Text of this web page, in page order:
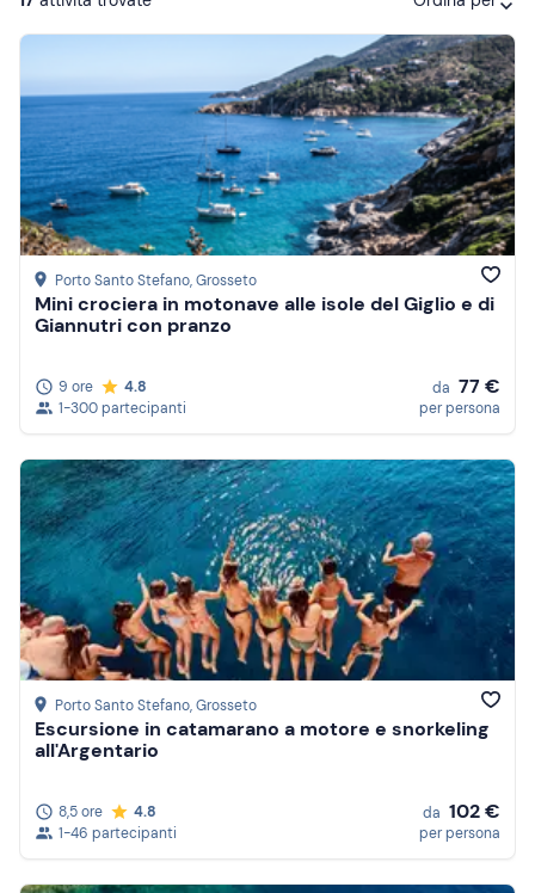
Attività consigliate
Prezzo (crescente)
Prezzo (decrescente)
Recensioni
Porto Santo Stefano, Grosseto
Mini crociera in motonave alle isole del Giglio e di
Giannutri con pranzo
9 ore
4.8
1-300 partecipanti
da 77 €
per persona
Porto Santo Stefano, Grosseto
Escursione in catamarano a motore e snorkeling
all'Argentario
8,5 ore
4.8
1-46 partecipanti
da 102 €
per persona